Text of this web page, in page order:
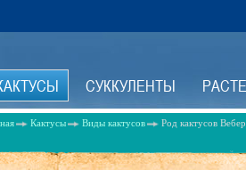
СУККУЛЕНТЫ
Кактусы Виды кактусов Род кактусов